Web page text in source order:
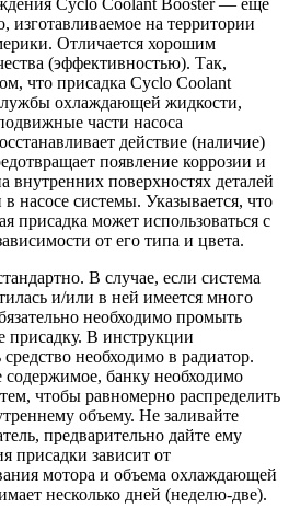
Cyclo Coolant Booster — еще
изготавливаемое на территории
Отличается хорошим
(эффективностью). Так,
что присадка Cyclo Coolant
охлаждающей жидкости,
части насоса
действие (наличие)
появление коррозии и
внутренних поверхностях деталей
насосе системы. Указывается, что
присадка может использоваться с
от его типа и цвета.
В случае, если система
и/или в ней имеется много
необходимо промыть
присадку. В инструкции
средство необходимо в радиатор.
содержимое, банку необходимо
чтобы равномерно распределить
объему. Не заливайте
предварительно дайте ему
присадки зависит от
мотора и объема охлаждающей
несколько дней (неделю-две).